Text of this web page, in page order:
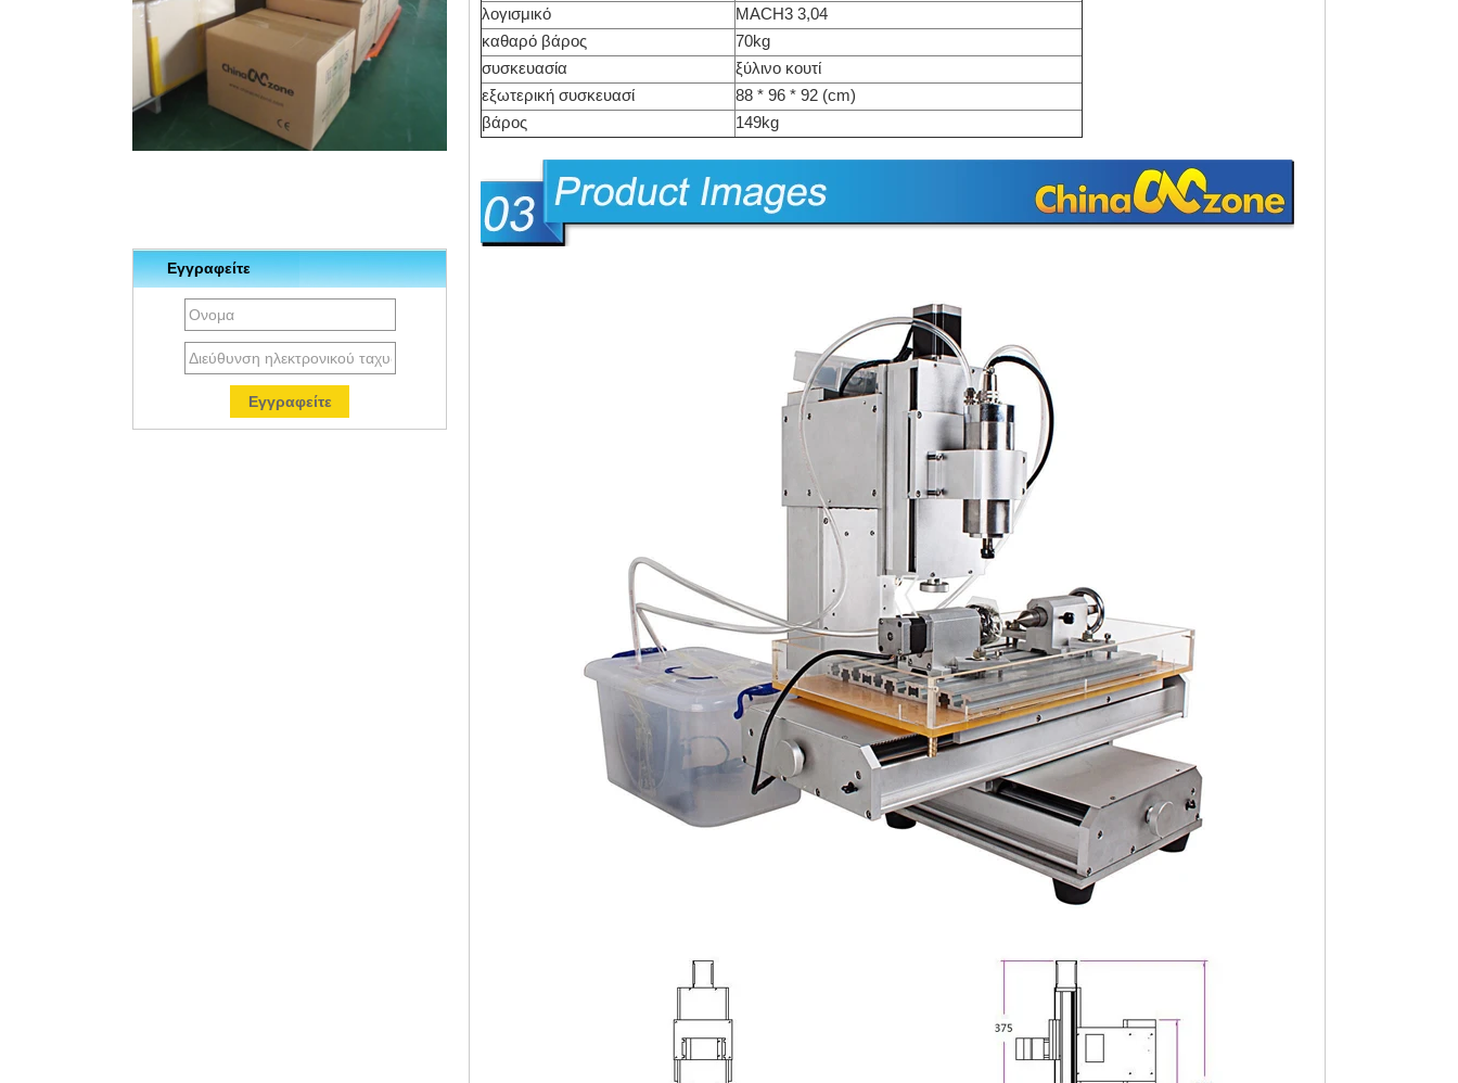
Εγγραφείτε
λογισμικό
MACH3 3,04
καθαρό βάρος
70kg
συσκευασία
ξύλινο κουτί
εξωτερική συσκευασί
88 * 96 * 92 (cm)
βάρος
149kg